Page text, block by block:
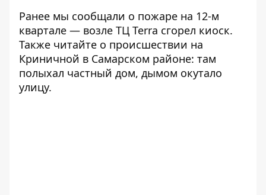
Ранее мы сообщали о пожаре на 12-м
квартале — возле ТЦ Теrra сгорел киоск.
Также читайте о происшествии на
Криничной в Самарском районе: там
полыхал частный дом, дымом окутало
улицу.